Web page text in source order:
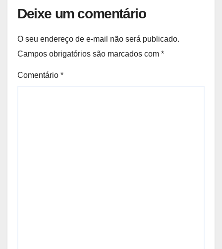
Deixe um comentário
O seu endereço de e-mail não será publicado.
Campos obrigatórios são marcados com *
Comentário *